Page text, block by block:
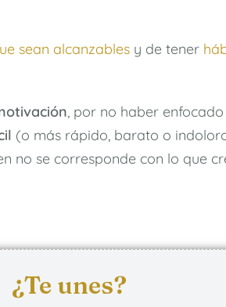
sean alcanzables y de tener
, por no haber
(o más rápido, barato o
no se corresponde con lo que
¿Te unes?